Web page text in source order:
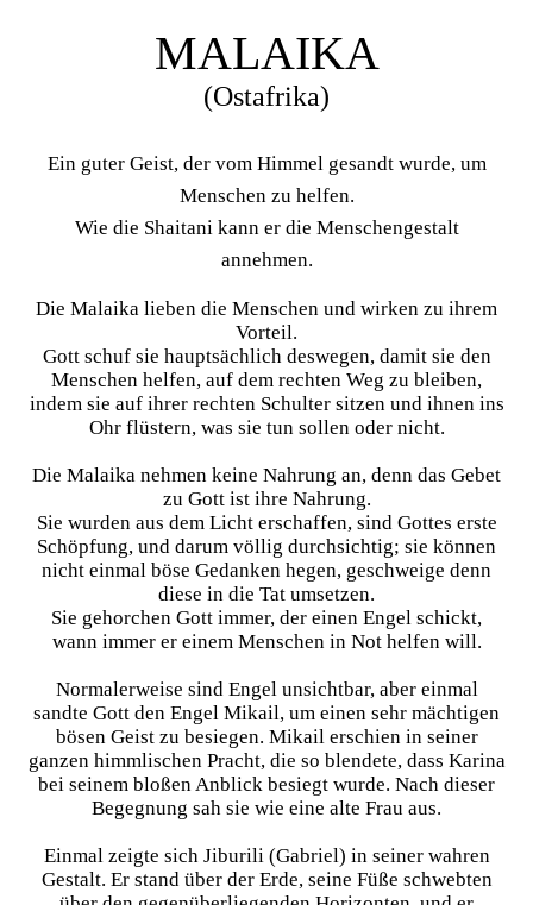
MALAIKA
(Ostafrika)
Ein guter Geist, der vom Himmel gesandt wurde, um
Menschen zu helfen.
Wie die Shaitani kann er die Menschengestalt
annehmen.
Die Malaika lieben die Menschen und wirken zu ihrem
Vorteil.
Gott schuf sie hauptsächlich deswegen, damit sie den
Menschen helfen, auf dem rechten Weg zu bleiben,
indem sie auf ihrer rechten Schulter sitzen und ihnen ins
Ohr flüstern, was sie tun sollen oder nicht.
Die Malaika nehmen keine Nahrung an, denn das Gebet
zu Gott ist ihre Nahrung.
Sie wurden aus dem Licht erschaffen, sind Gottes erste
Schöpfung, und darum völlig durchsichtig; sie können
nicht einmal böse Gedanken hegen, geschweige denn
diese in die Tat umsetzen.
Sie gehorchen Gott immer, der einen Engel schickt,
wann immer er einem Menschen in Not helfen will.
Normalerweise sind Engel unsichtbar, aber einmal
sandte Gott den Engel Mikail, um einen sehr mächtigen
bösen Geist zu besiegen. Mikail erschien in seiner
ganzen himmlischen Pracht, die so blendete, dass Karina
bei seinem bloßen Anblick besiegt wurde. Nach dieser
Begegnung sah sie wie eine alte Frau aus.
Einmal zeigte sich Jiburili (Gabriel) in seiner wahren
Gestalt. Er stand über der Erde, seine Füße schwebten